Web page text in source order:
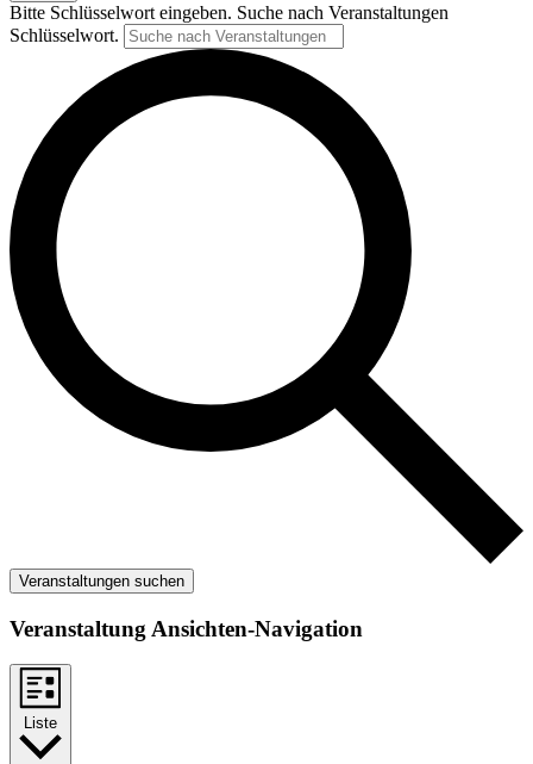
Bitte Schlüsselwort eingeben. Suche nach Veranstaltungen
Schlüsselwort.
Veranstaltungen suchen
Veranstaltung Ansichten-Navigation
Liste